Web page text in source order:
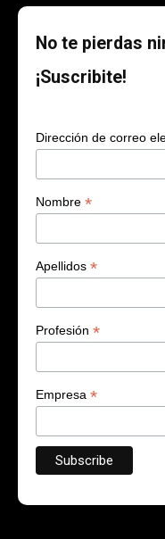
No te pierdas
¡Suscribite!
Dirección de correo
Nombre *
Apellidos *
Profesión *
Empresa *